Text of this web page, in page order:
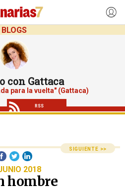
BLOGS
con Gattaca
para la vuelta" (Gattaca)
RSS
SIGUIENTE >>
2018
hombre